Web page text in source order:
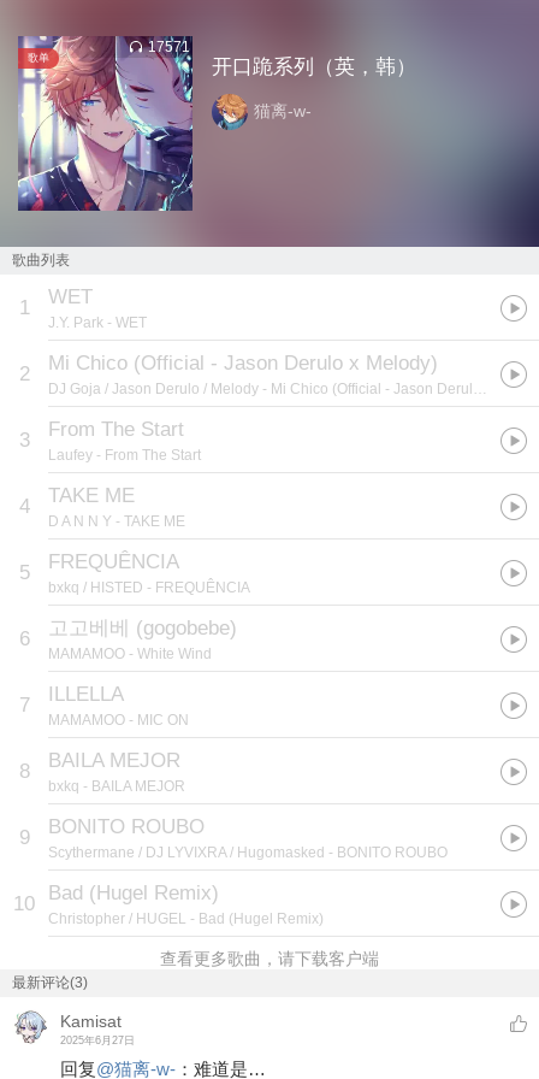
歌单
17571
开口跪系列（英，韩）
猫离-w-
歌曲列表
1 WET
J.Y. Park - WET
2 Mi Chico (Official - Jason Derulo x Melody)
DJ Goja / Jason Derulo / Melody - Mi Chico (Official - Jason Derulo x Melody)
3 From The Start
Laufey - From The Start
4 TAKE ME
D A N N Y - TAKE ME
5 FREQUÊNCIA
bxkq / HISTED - FREQUÊNCIA
6 고고베베 (gogobebe)
MAMAMOO - White Wind
7 ILLELLA
MAMAMOO - MIC ON
8 BAILA MEJOR
bxkq - BAILA MEJOR
9 BONITO ROUBO
Scythermane / DJ LYVIXRA / Hugomasked - BONITO ROUBO
10 Bad (Hugel Remix)
Christopher / HUGEL - Bad (Hugel Remix)
查看更多歌曲，请下载客户端
最新评论(3)
Kamisat
2025年6月27日
回复@猫离-w- ： 难道是…